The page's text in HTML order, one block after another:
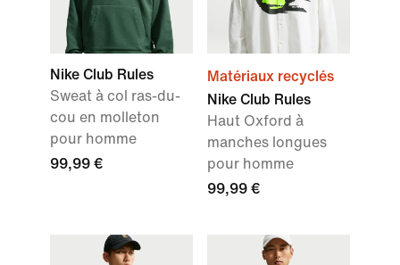
Nike Club Rules
Sweat à col ras-du-
cou en molleton
pour homme
99,99 €
Matériaux recyclés
Nike Club Rules
Haut Oxford à
manches longues
pour homme
99,99 €